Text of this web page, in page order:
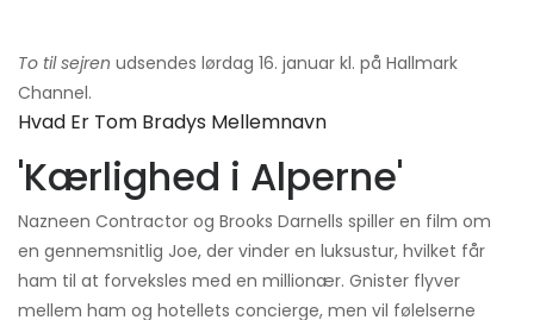
To til sejren udsendes lørdag 16. januar kl. på Hallmark
Channel.
Hvad Er Tom Bradys Mellemnavn
'Kærlighed i Alperne'
Nazneen Contractor og Brooks Darnells spiller en film om
en gennemsnitlig Joe, der vinder en luksustur, hvilket får
ham til at forveksles med en millionær. Gnister flyver
mellem ham og hotellets concierge, men vil følelserne